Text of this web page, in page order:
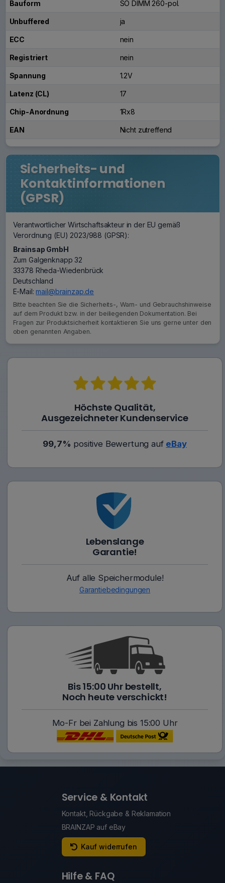
Bauform SO DIMM 260-pol.
Unbuffered ja
ECC nein
Registriert nein
Spannung 1.2V
Latenz (CL) 17
Chip-Anordnung 1Rx8
EAN Nicht zutreffend
Sicherheits- und
Kontaktinformationen
(GPSR)
Verantwortlicher Wirtschaftsakteur in der EU gemäß
Verordnung (EU) 2023/988 (GPSR):
Brainsap GmbH
Zum Galgenknapp 32
33378 Rheda-Wiedenbrück
Deutschland
E-Mail:mail@brainzap.de
Bitte beachten Sie die Sicherheits-, Warn- und Gebrauchshinweise
auf dem Produkt bzw. in der beiliegenden Dokumentation. Bei
Fragen zur Produktsicherheit kontaktieren Sie uns gerne unter den
oben genannten Angaben.
Höchste Qualität,
Ausgezeichneter Kundenservice
99,7% positive Bewertung auf eBay
Lebenslange
Garantie!
Auf alle Speichermodule!
Garantiebedingungen
Bis 15:00 Uhr bestellt,
Noch heute verschickt!
Mo-Fr bei Zahlung bis 15:00 Uhr
Service & Kontakt
Kontakt, Rückgabe & Reklamation
BRAINZAP auf eBay
Kauf widerrufen
Hilfe & FAQ